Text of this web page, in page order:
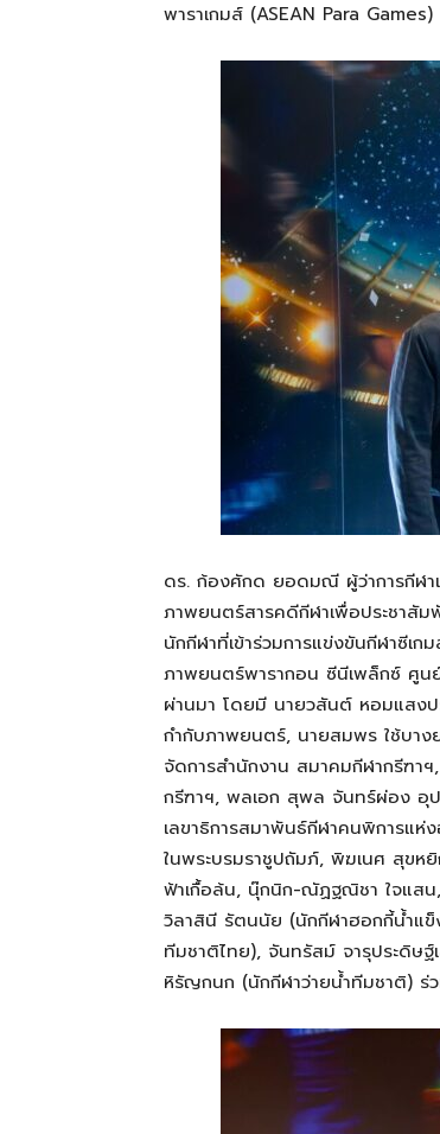
พาราเกมส์ (ASEAN Para
ดร. ก้องศักด ยอดมณี ผู้ว่าการกีฬาแ
ภาพยนตร์สารคดีกีฬาเพื่อประชาสัม
นักกีฬาที่เข้าร่วมการแข่งขันกีฬาซีเ
ภาพยนตร์พารากอน ซีนีเพล็กซ์ ศูน
ผ่านมา โดยมี นายวสันต์ หอมแสง
กำกับภาพยนตร์, นายสมพร ใช้บาง
จัดการสำนักงาน สมาคมกีฬากรีฑ
กรีฑาฯ, พลเอก สุพล จันทร์ผ่อง อุ
เลขาธิการสมาพันธ์กีฬาคนพิการแห่
ในพระบรมราชูปถัมภ์, พิฆเนศ สุขห
ฟ้าเกื้อล้น, นุ๊กนิก-ณัฏฐณิชา ใจแส
วิลาสินี รัตนนัย (นักกีฬาฮอกกี้น้ำแ
ทีมชาติไทย), จันทรัสม์ จารุประดิ
หิรัญกนก (นักกีฬาว่ายน้ำทีมชาติ) ร่